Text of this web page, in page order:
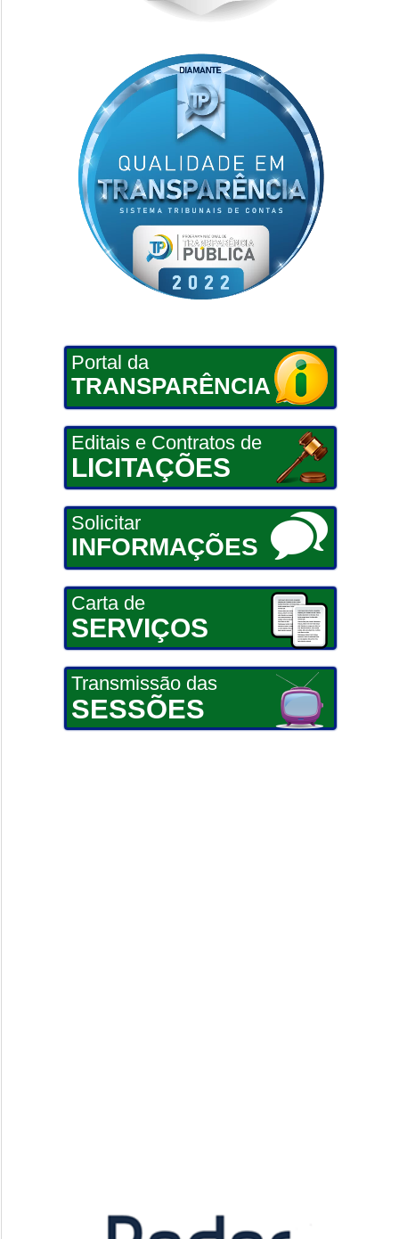
Portal da
TRANSPARÊNCIA
Editais e Contratos de
LICITAÇÕES
Solicitar
INFORMAÇÕES
Carta de
SERVIÇOS
Transmissão das
SESSÕES